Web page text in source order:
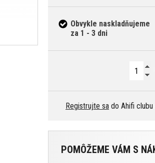
Obvykle naskladňujeme
za 1 - 3 dni
Registrujte sa do Ahifi
POMÔŽEME VÁM S